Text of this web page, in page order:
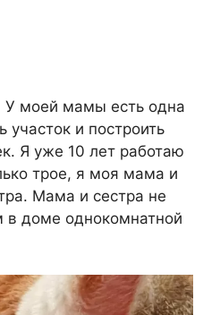
моей мамы есть одна
участок и построить
Я уже 10 лет работаю
трое, я моя мама и
Мама и сестра не
доме однокомнатной